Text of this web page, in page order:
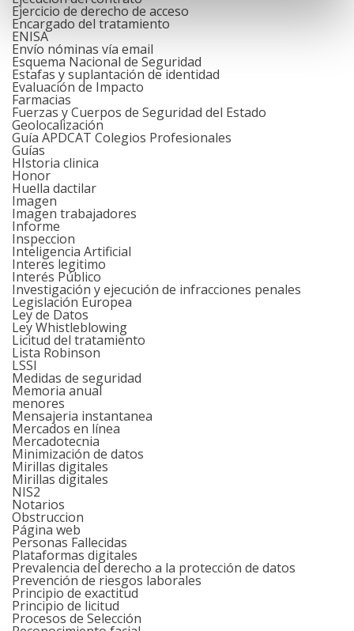
Ejercicio de derecho de acceso
Encargado del tratamiento
ENISA
Envío nóminas vía email
Esquema Nacional de Seguridad
Estafas y suplantación de identidad
Evaluación de Impacto
Farmacias
Fuerzas y Cuerpos de Seguridad del Estado
Geolocalización
Guía APDCAT Colegios Profesionales
Guías
HIstoria clinica
Honor
Huella dactilar
Imagen
Imagen trabajadores
Informe
Inspeccion
Inteligencia Artificial
Interes legitimo
Interés Público
Investigación y ejecución de infracciones penales
Legislación Europea
Ley de Datos
Ley Whistleblowing
Licitud del tratamiento
Lista Robinson
LSSI
Medidas de seguridad
Memoria anual
menores
Mensajeria instantanea
Mercados en línea
Mercadotecnia
Minimización de datos
Mirillas digitales
Mirillas digitales
NIS2
Notarios
Obstruccion
Página web
Personas Fallecidas
Plataformas digitales
Prevalencia del derecho a la protección de datos
Prevención de riesgos laborales
Principio de exactitud
Principio de licitud
Procesos de Selección